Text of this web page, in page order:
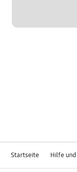
Startseite Hilfe